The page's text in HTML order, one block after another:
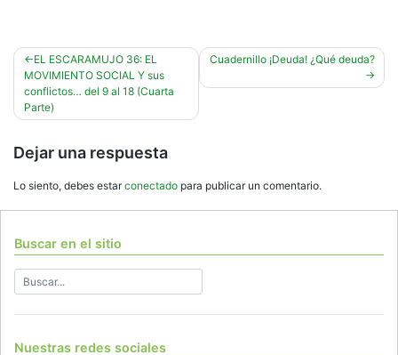
Navegación
de
entradas
EL ESCARAMUJO 36: EL
MOVIMIENTO SOCIAL Y sus
conflictos… del 9 al 18 (Cuarta
Parte)
Cuadernillo ¡Deuda! ¿Qué deuda?
Dejar una respuesta
Lo siento, debes estarconectado para publicar un comentario.
Buscar en el sitio
Nuestras redes sociales